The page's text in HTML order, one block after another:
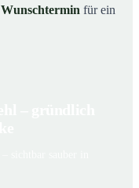
Wunschtermin für ein